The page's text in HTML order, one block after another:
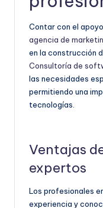
Contar con el
agencia de
en la construcción
Consultoría de
las necesidades
permitiendo una
tecnologías.
Ventajas
expertos
Los profesionales
experiencia y